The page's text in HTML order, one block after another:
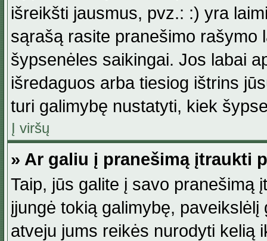
išreikšti jausmus, pvz.: :) yra
sąrašą rasite pranešimo rašymo
šypsenėles saikingai. Jos labai
išredaguos arba tiesiog ištrins
turi galimybę nustatyti, kiek
Į viršų
» Ar galiu į pranešimą įtraukti
Taip, jūs galite į savo pranešimą
įjungė tokią galimybę,
atveju jums reikės nurodyti kelią